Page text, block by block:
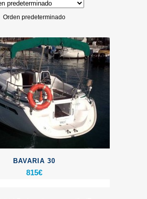
Orden predeterminado
BAVARIA 30
815€